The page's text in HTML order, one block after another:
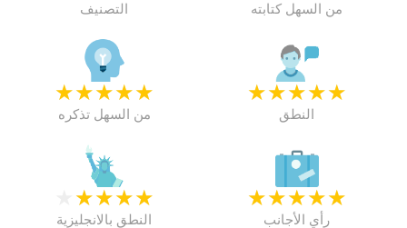
التصنيف من السهل كتابته
★
★
★
★
★
من السهل تذكره
★
★
★
★
★
النطق
★
★
★
★
النطق بالانجليزية
★
★
★
★
★
رأي الأجانب